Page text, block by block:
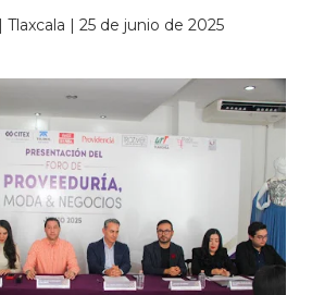
Tlaxcala | 25 de junio de 2025